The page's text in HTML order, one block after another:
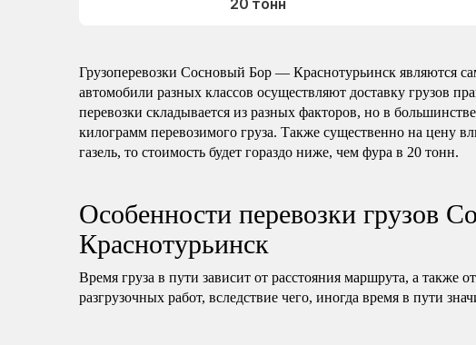
20 тонн
Грузоперевозки Сосновый Бор — Краснотурьинск являются
автомобили разных классов осуществляют доставку грузов
перевозки складывается из разных факторов, но в
килограмм перевозимого груза. Также существенно на цену
газель, то стоимость будет гораздо ниже, чем фура в 20 тонн.
Особенности перевозки грузов
Краснотурьинск
Время груза в пути зависит от расстояния маршрута, а также
разгрузочных работ, вследствие чего, иногда время в пути